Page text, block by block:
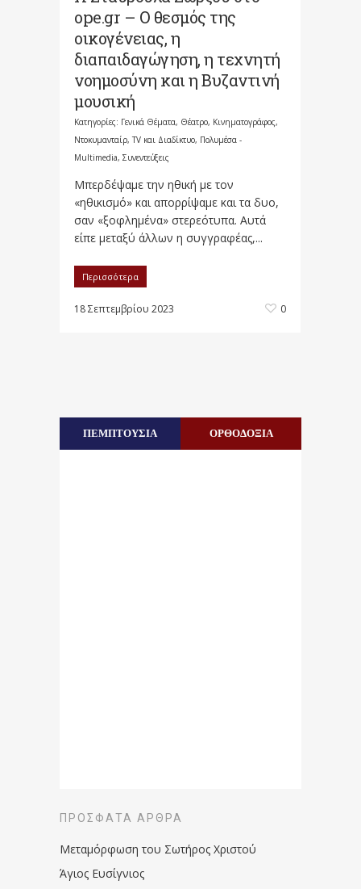
ope.gr – Ο θεσμός της
οικογένειας, η
διαπαιδαγώγηση, η τεχνητή
νοημοσύνη και η Βυζαντινή
μουσική
Κατηγορίες: Γενικά Θέματα, Θέατρο, Κινηματογράφος,
Ντοκυμανταίρ, TV και Διαδίκτυο, Πολυμέσα -
Multimedia, Συνεντεύξεις
Μπερδέψαμε την ηθική με τον
«ηθικισμό» και απορρίψαμε και τα δυο,
σαν «ξοφλημένα» στερεότυπα. Αυτά
είπε μεταξύ άλλων η συγγραφέας,...
Περισσότερα
18 Σεπτεμβρίου 2023 0
ΠΕΜΠΤΟΥΣΙΑ ΟΡΘΟΔΟΞΙΑ
ΠΡΌΣΦΑΤΑ ΆΡΘΡΑ
Μεταμόρφωση του Σωτήρος Χριστού
Άγιος Ευσίγνιος